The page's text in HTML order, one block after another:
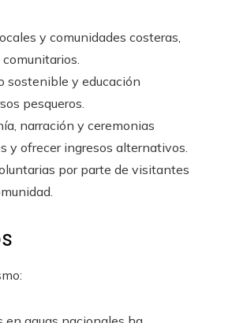
y comunidades costeras,
sostenible y educación
pesqueros.
narración y ceremonias
y ofrecer ingresos alternativos.
por parte de visitantes